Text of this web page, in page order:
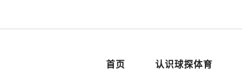
首页 认识球探体育